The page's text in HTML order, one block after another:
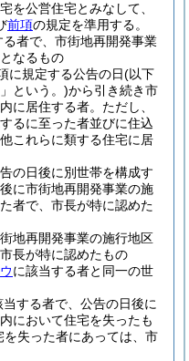
を公営住宅とみなして、
前項の規定を準用する。
る者で、市街地再開発事業
なるもの
に規定する公告の日(以下
という。)から引き続き市
に居住する者。 ただし、
るに至った者並びに住込
これらに類する住宅に居
の日後に別世帯を構成す
に市街地再開発事業の施
者で、市長が特に認めた
地再開発事業の施行地区
長が特に認めたもの
ウに該当する者と同一の世
当する者で、公告の日後に
において住宅を失ったも
失った者にあっては、市